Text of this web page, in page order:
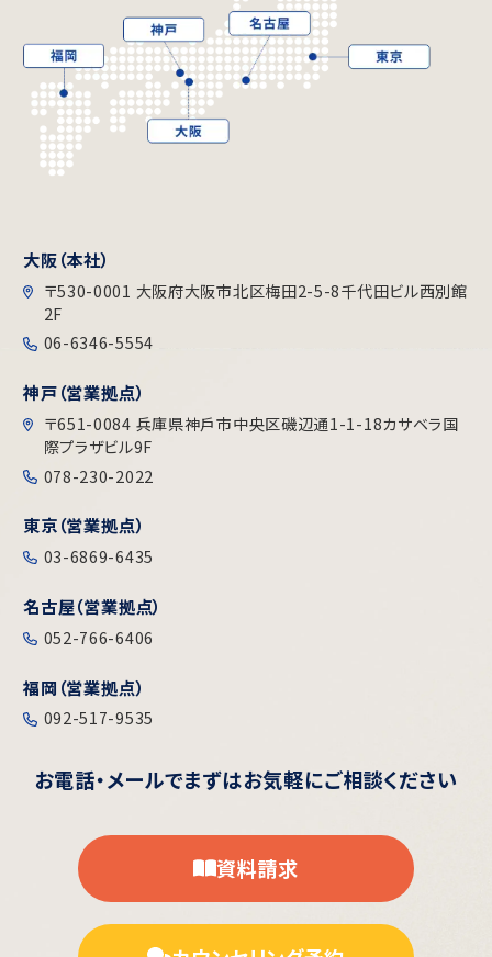
大阪（本社）
〒530-0001 大阪府大阪市北区梅田2-5-8千代田ビル⻄別館
2F
06-6346-5554
神戸（営業拠点）
〒651-0084 兵庫県神戶市中央区磯辺通1-1-18カサベラ国
際プラザビル9F
078-230-2022
東京（営業拠点）
03-6869-6435
名古屋（営業拠点）
052-766-6406
福岡（営業拠点）
092-517-9535
お電話・メールでまずはお気軽にご相談ください
資料請求